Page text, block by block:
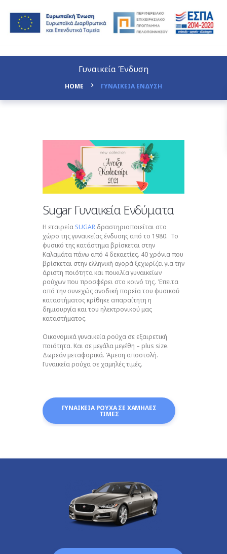
Γυναικεία Ένδυση
HOME ΓΥΝΑΙΚΕΙΑ ΕΝΔΥΣΗ
Sugar Γυναικεία Ενδύματα
Η εταιρεία SUGAR δραστηριοποιείται στο
χώρο της γυναικείας ένδυσης από το 1980. Το
φυσικό της κατάστημα βρίσκεται στην
Καλαμάτα πάνω από 4 δεκαετίες. 40 χρόνια που
βρίσκεται στην ελληνική αγορά ξεχωρίζει για την
άριστη ποιότητα και ποικιλία γυναικείων
ρούχων που προσφέρει στο κοινό της. Έπειτα
από την συνεχώς ανοδική πορεία του φυσικού
καταστήματος κρίθηκε απαραίτητη η
δημιουργία και του ηλεκτρονικού μας
καταστήματος.
Οικονομικά γυναικεία ρούχα σε εξαιρετική
ποιότητα. Και σε μεγάλα μεγέθη – plus size.
Δωρεάν μεταφορικά. Άμεση αποστολή.
Γυναικεία ρούχα σε χαμηλές τιμές.
ΓΥΝΑΙΚΕΙΑ ΡΟΥΧΑ ΣΕ ΧΑΜΗΛΕΣ
ΤΙΜΕΣ